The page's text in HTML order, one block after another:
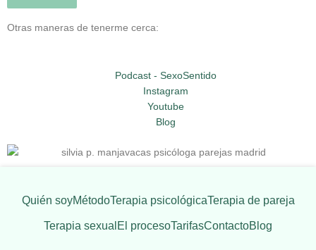
Otras maneras de tenerme cerca:
Podcast - SexoSentido
Instagram
Youtube
Blog
Quién soyMétodoTerapia psicológicaTerapia de pareja
Terapia sexual El procesoTarifasContactoBlog